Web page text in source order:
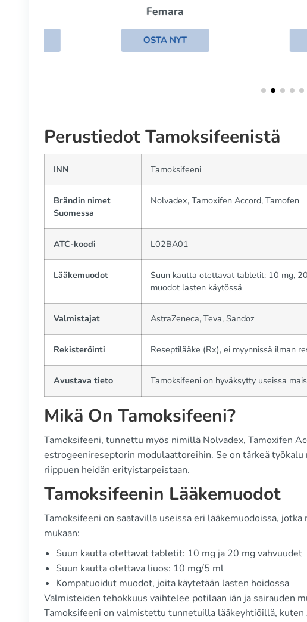
Femara
OSTA NYT OSTA
Perustiedot Tamoksifeenistä
INN Tamoksifeeni
Brändin nimet
Suomessa
Nolvadex, Tamoxifen Accord, Tamofen
ATC-koodi L02BA01
Lääkemuodot
Suun kautta otettavat tabletit: 10 mg,
muodot lasten käytössä
Valmistajat AstraZeneca, Teva, Sandoz
Rekisteröinti Reseptilääke (Rx), ei myynnissä ilman
Avustava tieto Tamoksifeeni on hyväksytty useissa
Mikä On Tamoksifeeni?
Tamoksifeeni, tunnettu myös nimillä Nolvadex, Tamoxifen
estrogeenireseptorin modulaattoreihin. Se on tärkeä
riippuen heidän erityistarpeistaan.
Tamoksifeenin Lääkemuodot
Tamoksifeeni on saatavilla useissa eri lääkemuodoissa,
mukaan:
Suun kautta otettavat tabletit: 10 mg ja 20 mg vahvuudet
Suun kautta otettava liuos: 10 mg/5 ml
Kompatuoidut muodot, joita käytetään lasten hoidossa
Valmisteiden tehokkuus vaihtelee potilaan iän ja sairauden
Tamoksifeeni on valmistettu tunnetuilla lääkeyhtiöillä, kuten